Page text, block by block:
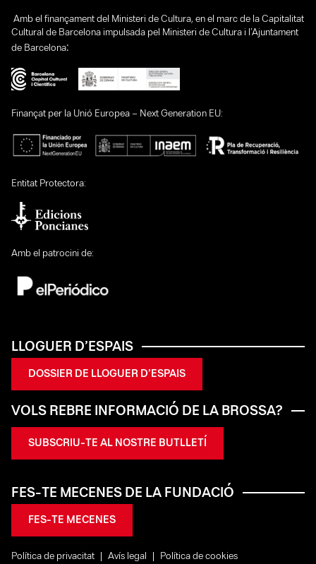
Amb el finançament del Ministeri de Cultura, en el marc de la Capitalitat
Cultural de Barcelona impulsada pel Ministeri de Cultura i l’Ajuntament
de Barcelona:
Finançat per la Unió Europea – Next Generation EU:
Entitat Protectora:
Amb el patrocini de:
LLOGUER D’ESPAIS
DOSSIER DE LLOGUER D’ESPAIS
VOLS REBRE INFORMACIÓ DE LA BROSSA?
SUBSCRIU-TE AL NOSTRE BUTLLETÍ
FES-TE MECENES DE LA FUNDACIÓ
FES-TE MECENES
Política de privacitat Avís legal Política de cookies